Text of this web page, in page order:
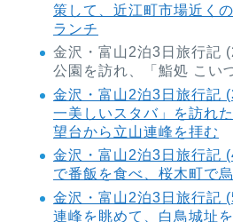
策して、近江町市場近く
ランチ
金沢・富山2泊3日旅行記
公園を訪れ、「鮨処 こい
金沢・富山2泊3日旅行記
一美しいスタバ」を訪れ
望台から立山連峰を拝む
金沢・富山2泊3日旅行記
で番飯を食べ、桜木町で
金沢・富山2泊3日旅行記
連峰を眺めて、白鳥城址